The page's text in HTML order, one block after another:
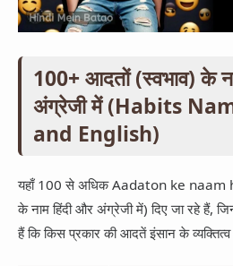
100+ आदतों (स्वभाव) के
अंग्रेजी में (Habits
and English)
यहाँ 100 से अधिक Aadaton ke
के नाम हिंदी और अंग्रेजी में) दिए जा रहे
हैं कि किस प्रकार की आदतें इंसान के व्यक्तित्व